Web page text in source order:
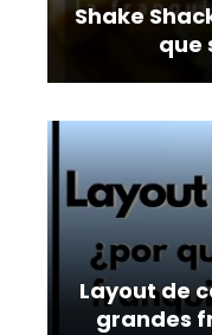
Shake
que
Layout de
grandes